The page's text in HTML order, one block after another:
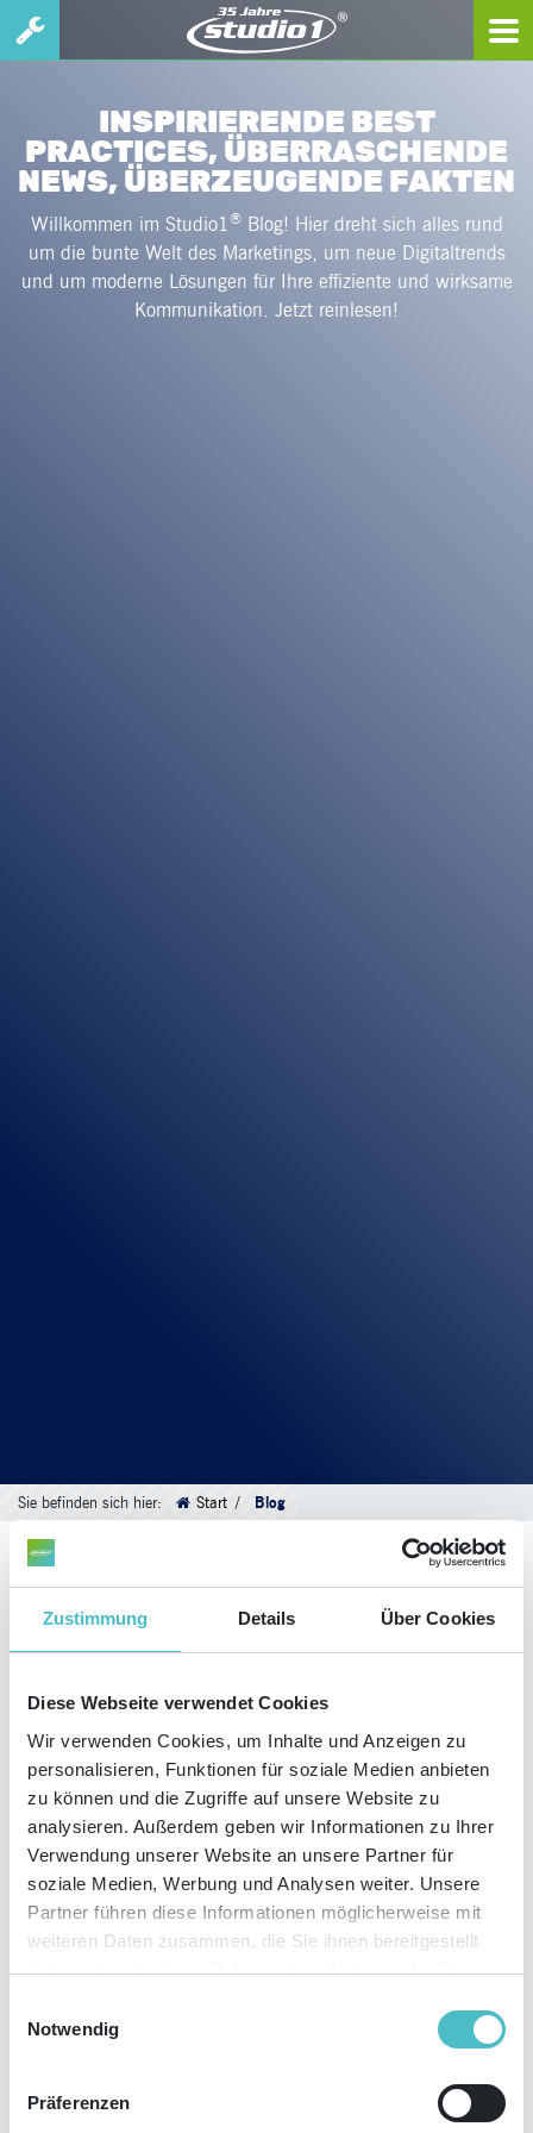
Zustimmung Details Über Cookies
Diese Webseite verwendet Cookies
Wir verwenden Cookies, um Inhalte und Anzeigen zu
personalisieren, Funktionen für soziale Medien anbieten
zu können und die Zugriffe auf unsere Website zu
analysieren. Außerdem geben wir Informationen zu Ihrer
Verwendung unserer Website an unsere Partner für
soziale Medien, Werbung und Analysen weiter. Unsere
Partner führen diese Informationen möglicherweise mit
weiteren Daten zusammen, die Sie ihnen bereitgestellt
haben oder die sie im Rahmen Ihrer Nutzung der Dienste
Cookies, wenn Sie unsere Webseite weiterhin nutzen.
Notwendig
Präferenzen
INSPIRIERENDE BEST
PRACTICES, ÜBERRASCHENDE
NEWS, ÜBERZEUGENDE FAKTEN
Willkommen im Studio1®Blog! Hier dreht sich alles rund
um die bunte Welt des Marketings, um neue Digitaltrends
und um moderne Lösungen für Ihre effiziente und wirksame
Kommunikation. Jetzt reinlesen!
Sie befinden sich hier: Start Blog
KATEGORIEN
13 Apr 2023
Profitipp: In 7 Schritten zur erfolgreichen Social-
Media-Strategie
Im ersten Teil dieser Blogreihe zeigen wir Ihnen, wie Sie Ihre eigene